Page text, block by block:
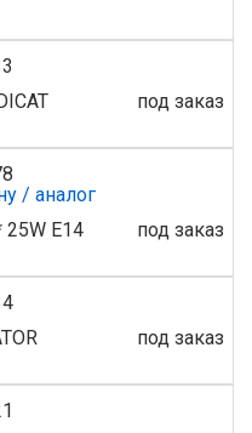
под заказ
/ аналог
E14
под заказ
под заказ